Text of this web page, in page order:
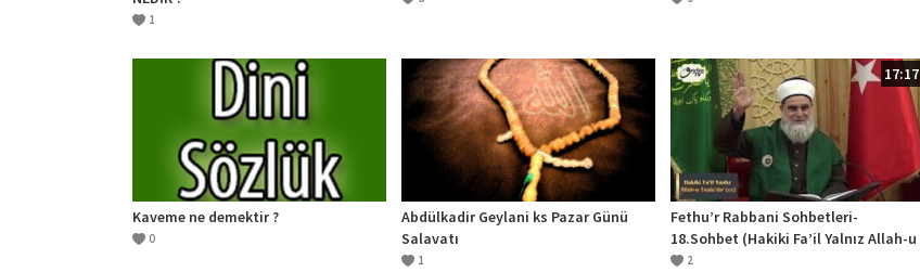
1
Kaveme ne demektir ?
0
Abdülkadir Geylani ks Pazar Günü
Salavatı
1
17:17
Fethu’r Rabbani Sohbetleri-
18.Sohbet (Hakiki Fa’il Yalnız Allah-u
Teala’dır (cc))
2